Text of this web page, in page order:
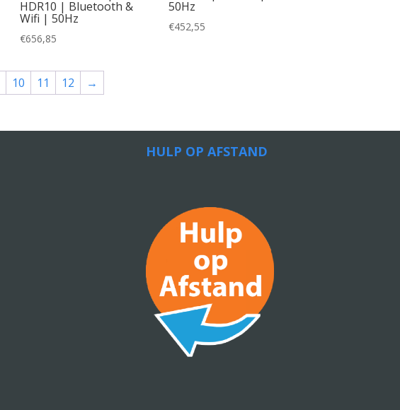
HDR10 | Bluetooth &
Wifi | 50Hz
€656,85
50Hz
€452,55
10 11 12 →
HULP OP AFSTAND